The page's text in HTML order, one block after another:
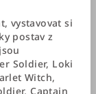
vystavovat si
postav z
Soldier, Loki
Witch,
Captain